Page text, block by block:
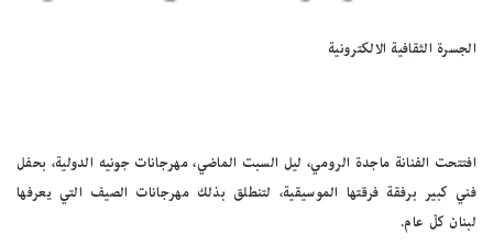
الجسرة الثقافية الالكترونية
افتتحت الفنانة ماجدة الرومي، ليل السبت الماضي، مهرجانات جونيه الدولية، بحفل
فني كبير برفقة فرقتها الموسيقية، لتنطلق بذلك مهرجانات الصيف التي يعرفها
لبنان كلّ عام.